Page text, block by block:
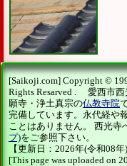
[Saikoji.com] Copyright ©
Rights Resarved . 愛西市
願寺・浄土真宗の仏教寺院
完備しています。永代経や
ことはありません。 西光寺
プ)をご参照下さい。
【更新日：2026年(令和08
[This page was uploaded on